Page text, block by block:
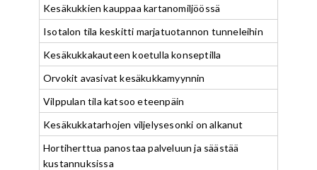
Kesäkukkien kauppaa kartanomiljöössä
Isotalon tila keskitti marjatuotannon tunneleihin
Kesäkukkakauteen koetulla konseptilla
Orvokit avasivat kesäkukkamyynnin
Vilppulan tila katsoo eteenpäin
Kesäkukkatarhojen viljelysesonki on alkanut
Hortiherttua panostaa palveluun ja säästää
kustannuksissa